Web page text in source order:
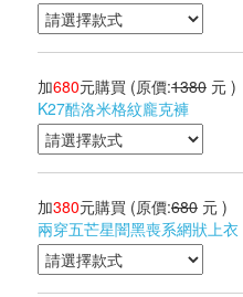
加680元購買 (原價:1380 元 )
K27酷洛米格紋龐克褲
加380元購買 (原價:680 元 )
兩穿五芒星闇黑喪系網狀上衣